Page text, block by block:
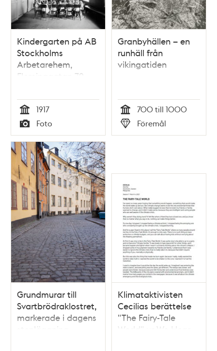
Kindergarten på AB
Stockholms
Arbetarehem,
Fleminggatan 79
Tid
1917
Typ
Foto
Granbyhällen – en
runhäll från
vikingatiden
Tid
700 till 1000
Typ
Föremål
Grundmurar till
Svartbrödraklostret,
markerade i dagens
stenläggning
Klimataktivisten
Cecilias berättelse
"The Fairy-Tale
World" ur We Hear